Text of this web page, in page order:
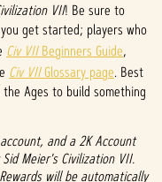
VII! Be sure to
get started; players who
Civ VIIBeginners Guide,
Civ VIIGlossary page. Best
Ages to build something
and a 2K Account
Meier's Civilization VII.
will be automatically